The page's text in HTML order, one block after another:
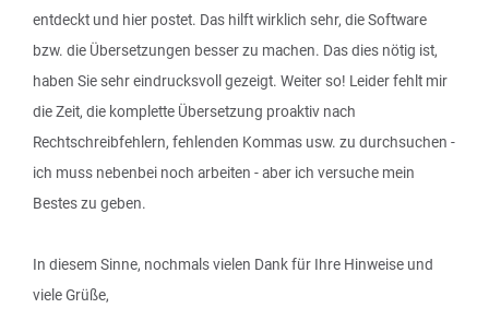
entdeckt und hier postet. Das hilft wirklich sehr, die Software
bzw. die Übersetzungen besser zu machen. Das dies nötig ist,
haben Sie sehr eindrucksvoll gezeigt. Weiter so! Leider fehlt mir
die Zeit, die komplette Übersetzung proaktiv nach
Rechtschreibfehlern, fehlenden Kommas usw. zu durchsuchen -
ich muss nebenbei noch arbeiten - aber ich versuche mein
Bestes zu geben.
In diesem Sinne, nochmals vielen Dank für Ihre Hinweise und
viele Grüße,